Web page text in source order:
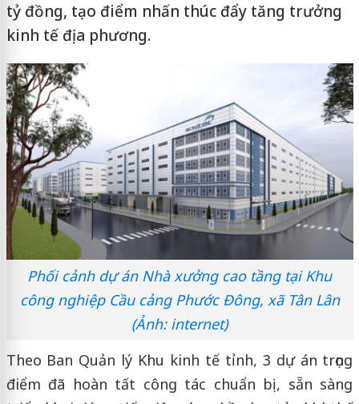
tỷ đồng, tạo điểm nhấn thúc đẩy tăng trưởng
kinh tế địa phương.
Phối cảnh dự án Nhà xưởng cao tầng tại Khu
công nghiệp Cầu cảng Phước Đông, xã Tân Lân
(Ảnh: internet)
Theo Ban Quản lý Khu kinh tế tỉnh, 3 dự án trọng
điểm đã hoàn tất công tác chuẩn bị, sẵn sàng